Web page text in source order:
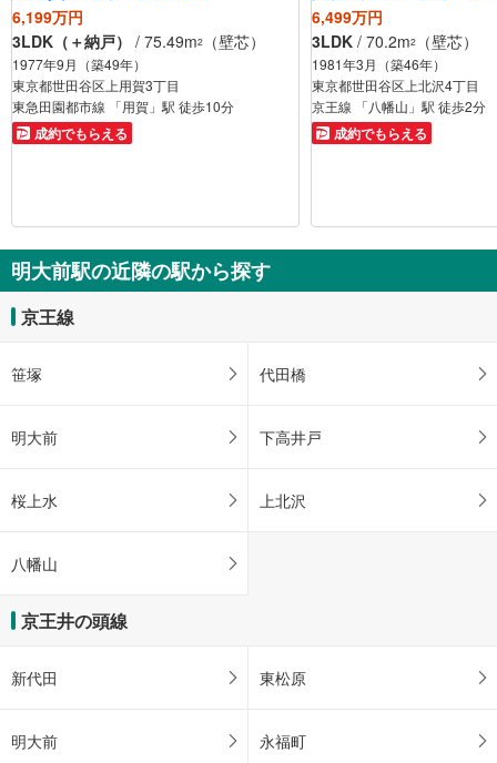
6,199万円
3LDK（＋納戸） / 75.49m2 （壁芯）
1977年9月（築49年）
東京都世田谷区上用賀3丁目
東急田園都市線 「用賀」駅 徒歩10分
成約でもらえる
6,499万円
3LDK / 70.2m2 （壁芯）
1981年3月（築46年）
東京都世田谷区上北沢4丁目
京王線 「八幡山」駅 徒歩2分
成約でもらえる
明大前駅の近隣の駅から探す
京王線
笹塚 代田橋
明大前 下高井戸
桜上水 上北沢
八幡山
京王井の頭線
新代田 東松原
明大前 永福町